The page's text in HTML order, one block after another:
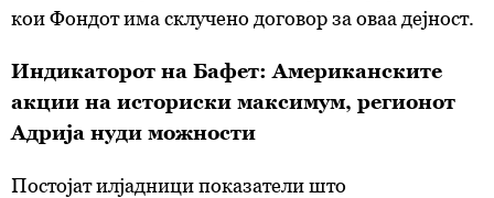
кои Фондот има склучено договор за оваа дејност.
Индикаторот на Бафет: Американските
акции на историски максимум, регионот
Адрија нуди можности
Постојат илјадници показатели што